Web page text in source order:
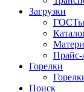
Загрузки
ГОСТы,
Горелки
Поиск